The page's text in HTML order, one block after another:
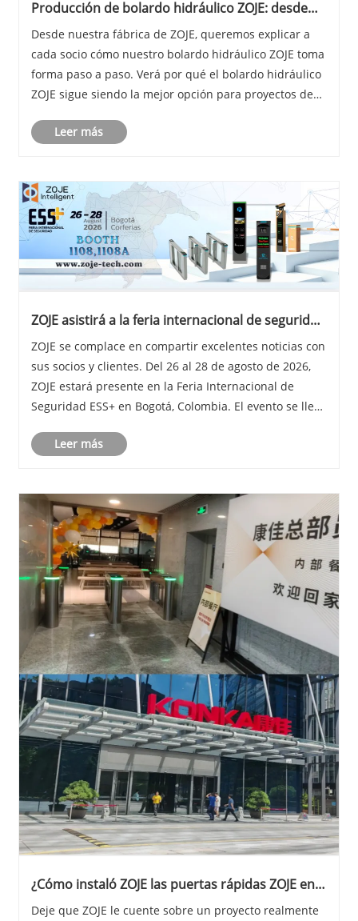
​Producción de bolardo hidráulico ZOJE: desde
terminada
Desde nuestra fábrica de ZOJE, queremos explicar a
cada socio cómo nuestro bolardo hidráulico ZOJE toma
forma paso a paso. Verá por qué el bolardo hidráulico
ZOJE sigue siendo la mejor opción para proyectos de
Leer más
​ZOJE asistirá a la feria internacional de seguridad
ZOJE se complace en compartir excelentes noticias con
sus socios y clientes. Del 26 al 28 de agosto de 2026,
ZOJE estará presente en la Feria Internacional de
Seguridad ESS+ en Bogotá, Colombia. El evento se lleva
exposiciones más grandes de América Latina.......
Leer más
¿Cómo instaló ZOJE las puertas rápidas ZOJE en
Deje que ZOJE le cuente sobre un proyecto realmente